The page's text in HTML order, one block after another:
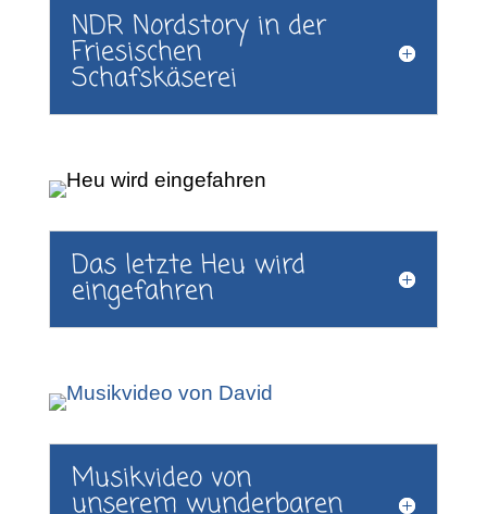
NDR Nordstory in der
Friesischen
Schafskäserei
Das letzte Heu wird
eingefahren
Musikvideo von
unserem wunderbaren